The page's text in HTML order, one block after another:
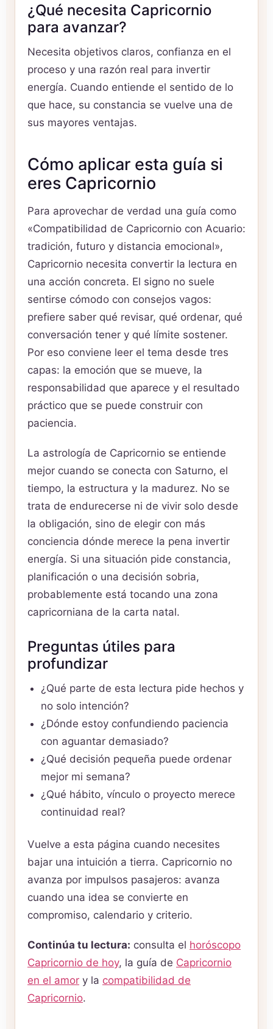
¿Qué necesita Capricornio
para avanzar?
Necesita objetivos claros, confianza en el
proceso y una razón real para invertir
energía. Cuando entiende el sentido de lo
que hace, su constancia se vuelve una de
sus mayores ventajas.
Cómo aplicar esta guía si
eres Capricornio
Para aprovechar de verdad una guía como
«Compatibilidad de Capricornio con Acuario:
tradición, futuro y distancia emocional»,
Capricornio necesita convertir la lectura en
una acción concreta. El signo no suele
sentirse cómodo con consejos vagos:
prefiere saber qué revisar, qué ordenar, qué
conversación tener y qué límite sostener.
Por eso conviene leer el tema desde tres
capas: la emoción que se mueve, la
responsabilidad que aparece y el resultado
práctico que se puede construir con
paciencia.
La astrología de Capricornio se entiende
mejor cuando se conecta con Saturno, el
tiempo, la estructura y la madurez. No se
trata de endurecerse ni de vivir solo desde
la obligación, sino de elegir con más
conciencia dónde merece la pena invertir
energía. Si una situación pide constancia,
planificación o una decisión sobria,
probablemente está tocando una zona
capricorniana de la carta natal.
Preguntas útiles para
profundizar
¿Qué parte de esta lectura pide hechos y
no solo intención?
¿Dónde estoy confundiendo paciencia
con aguantar demasiado?
¿Qué decisión pequeña puede ordenar
mejor mi semana?
¿Qué hábito, vínculo o proyecto merece
continuidad real?
Vuelve a esta página cuando necesites
bajar una intuición a tierra. Capricornio no
avanza por impulsos pasajeros: avanza
cuando una idea se convierte en
compromiso, calendario y criterio.
Continúa tu lectura: consulta el horóscopo
Capricornio de hoy, la guía de Capricornio
en el amor y la compatibilidad de
Capricornio.